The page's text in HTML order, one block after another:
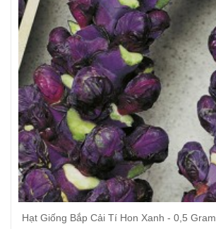
Thêm vào giỏ hàng
Hạt Giống Bắp Cải Tí Hon Xanh - 0,5 Gram